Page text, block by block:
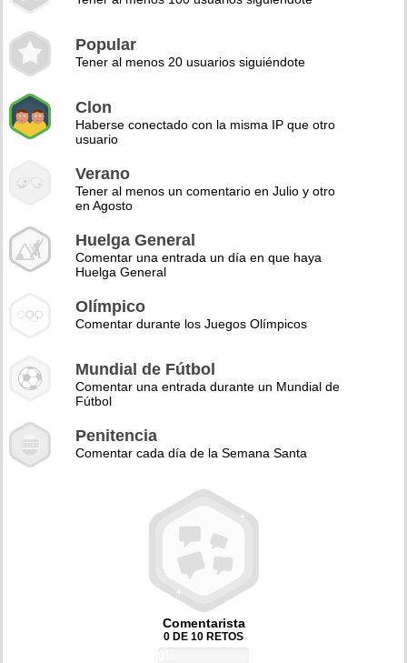
Popular
Tener al menos 20 usuarios siguiéndote
Clon
Haberse conectado con la misma IP que otro
usuario
Verano
Tener al menos un comentario en Julio y otro
en Agosto
Huelga General
Comentar una entrada un día en que haya
Huelga General
Olímpico
Comentar durante los Juegos Olímpicos
Mundial de Fútbol
Comentar una entrada durante un Mundial de
Fútbol
Penitencia
Comentar cada día de la Semana Santa
Comentarista
0 DE 10 RETOS